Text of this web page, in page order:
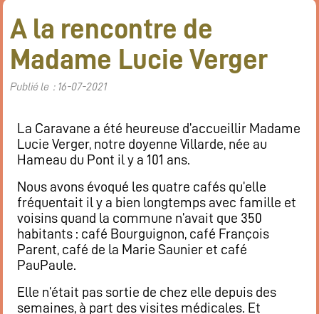
A la rencontre de
Madame Lucie Verger
Publié le : 16-07-2021
La Caravane a été heureuse d’accueillir Madame
Lucie Verger, notre doyenne Villarde, née au
Hameau du Pont il y a 101 ans.
Nous avons évoqué les quatre cafés qu’elle
fréquentait il y a bien longtemps avec famille et
voisins quand la commune n’avait que 350
habitants : café Bourguignon, café François
Parent, café de la Marie Saunier et café
PauPaule.
Elle n’était pas sortie de chez elle depuis des
semaines, à part des visites médicales. Et